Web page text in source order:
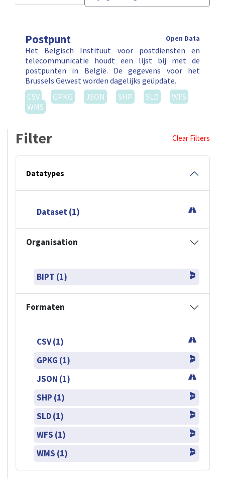
Postpunt Open Data
Het Belgisch Instituut voor postdiensten en
telecommunicatie houdt een lijst bij met de
postpunten in België. De gegevens voor het
Brussels Gewest worden dagelijks geüpdate.
CSV
GPKG JSON SHP SLD
WFS
WMS
Filter Clear Filters
Datatypes
Dataset (1)
Organisation
BIPT (1)
Formaten
CSV (1)
GPKG (1)
JSON (1)
SHP (1)
SLD (1)
WFS (1)
WMS (1)